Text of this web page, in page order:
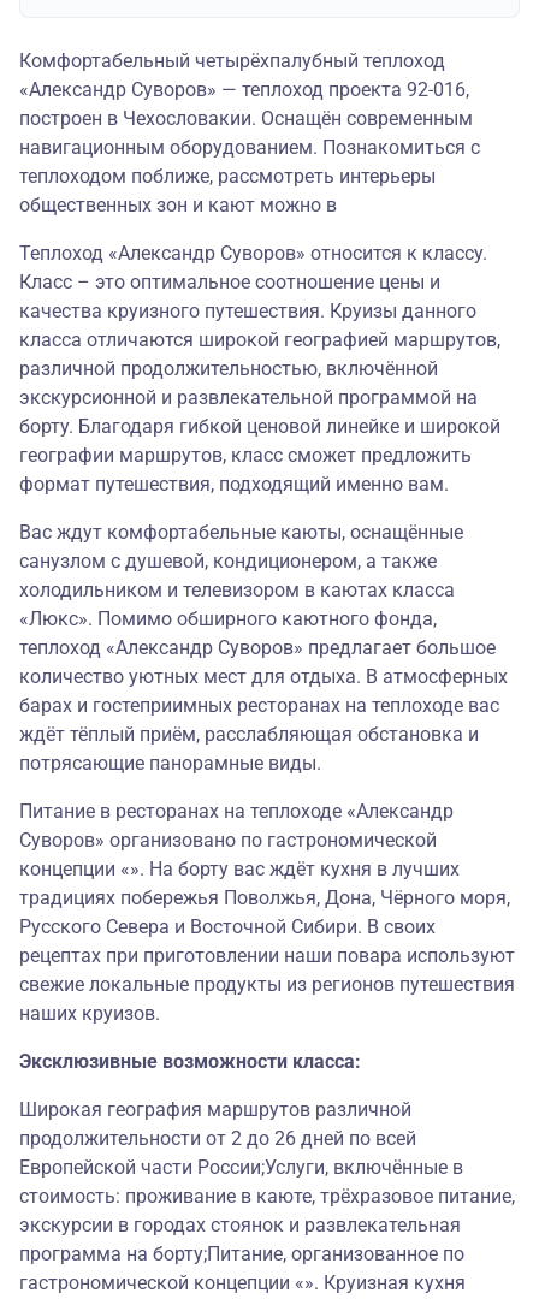
Комфортабельный четырёхпалубный теплоход
«Александр Суворов» — теплоход проекта 92-016,
построен в Чехословакии. Оснащён современным
навигационным оборудованием. Познакомиться с
теплоходом поближе, рассмотреть интерьеры
общественных зон и кают можно в
Теплоход «Александр Суворов» относится к классу.
Класс – это оптимальное соотношение цены и
качества круизного путешествия. Круизы данного
класса отличаются широкой географией маршрутов,
различной продолжительностью, включённой
экскурсионной и развлекательной программой на
борту. Благодаря гибкой ценовой линейке и широкой
географии маршрутов, класс сможет предложить
формат путешествия, подходящий именно вам.
Вас ждут комфортабельные каюты, оснащённые
санузлом с душевой, кондиционером, а также
холодильником и телевизором в каютах класса
«Люкс». Помимо обширного каютного фонда,
теплоход «Александр Суворов» предлагает большое
количество уютных мест для отдыха. В атмосферных
барах и гостеприимных ресторанах на теплоходе вас
ждёт тёплый приём, расслабляющая обстановка и
потрясающие панорамные виды.
Питание в ресторанах на теплоходе «Александр
Суворов» организовано по гастрономической
концепции «». На борту вас ждёт кухня в лучших
традициях побережья Поволжья, Дона, Чёрного моря,
Русского Севера и Восточной Сибири. В своих
рецептах при приготовлении наши повара используют
свежие локальные продукты из регионов путешествия
наших круизов.
Эксклюзивные возможности класса:
Широкая география маршрутов различной
продолжительности от 2 до 26 дней по всей
Европейской части России;Услуги, включённые в
стоимость: проживание в каюте, трёхразовое питание,
экскурсии в городах стоянок и развлекательная
программа на борту;Питание, организованное по
гастрономической концепции «». Круизная кухня